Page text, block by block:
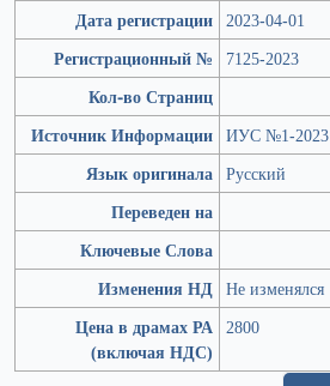
Дата регистрации 2023-04-01
Регистрационный №
7125-2023
Кол-во Страниц
Источник Информации ИУС №1-2023
Язык оригинала Русский
Переведен на
Ключевые Слова
Изменения НД Не изменялся
Цена в драмах РА
(включая НДС)
2800